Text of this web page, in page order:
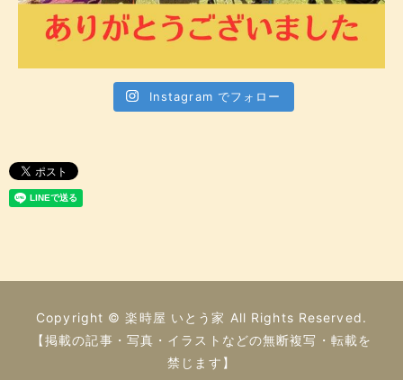
Instagram でフォロー
Copyright © 楽時屋 いとう家 All Rights Reserved.
【掲載の記事・写真・イラストなどの無断複写・転載を
禁じます】